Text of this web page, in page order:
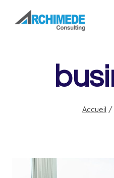
Accueil /